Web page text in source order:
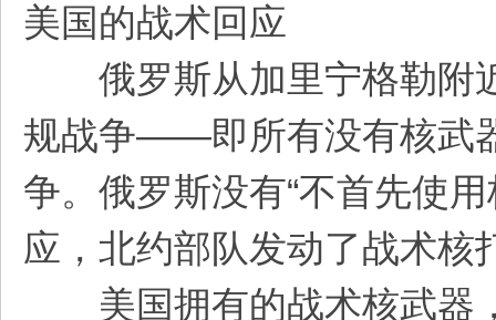
美国的战术回应
俄罗斯从加里宁格勒附近
规战争——即所有没有核武
争。俄罗斯没有“不首先使
应，北约部队发动了战术核
美国拥有的战术核武器，